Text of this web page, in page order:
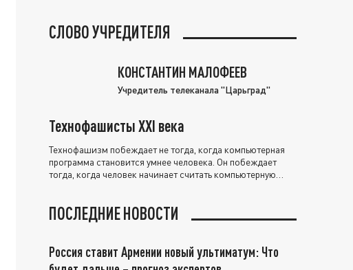
СЛОВО УЧРЕДИТЕЛЯ
КОНСТАНТИН МАЛОФЕЕВ
Учредитель телеканала "Царьград"
Технофашисты XXI века
Технофашизм побеждает не тогда, когда компьютерная
программа становится умнее человека. Он побеждает
тогда, когда человек начинает считать компьютерную
ПОСЛЕДНИЕ НОВОСТИ
Россия ставит Армении новый ультиматум: Что